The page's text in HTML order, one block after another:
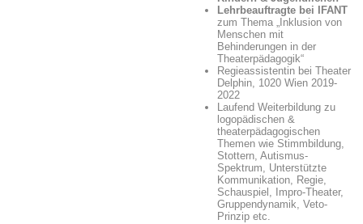
Lehrbeauftragte bei IFANT
zum Thema „Inklusion von
Menschen mit
Behinderungen in der
Theaterpädagogik“
Regieassistentin bei Theater
Delphin, 1020 Wien 2019-
2022
Laufend Weiterbildung zu
logopädischen &
theaterpädagogischen
Themen wie Stimmbildung,
Stottern, Autismus-
Spektrum, Unterstützte
Kommunikation, Regie,
Schauspiel, Impro-Theater,
Gruppendynamik, Veto-
Prinzip etc.